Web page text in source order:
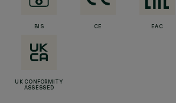
BIS CE EAC
UK CONFORMITY
ASSESSED